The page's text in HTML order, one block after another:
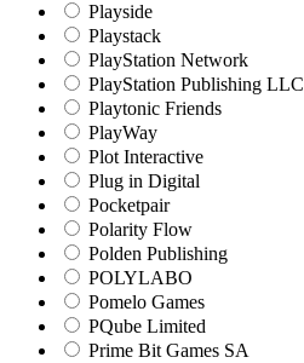
Playside
Playstack
PlayStation Network
PlayStation Publishing LLC
Playtonic Friends
PlayWay
Plot Interactive
Plug in Digital
Pocketpair
Polarity Flow
Polden Publishing
POLYLABO
Pomelo Games
PQube Limited
Prime Bit Games SA